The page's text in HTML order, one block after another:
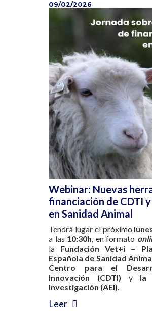
09/02/2026
Webinar: Nuevas
financiación de CDTI
en Sanidad Animal
Tendrá lugar el próximo
a las 10:30h , en formato
la Fundación Vet+i –
Española de Sanidad Anima
Centro para el
Innovación (CDTI) yla
Investigación (AEI).
Leer